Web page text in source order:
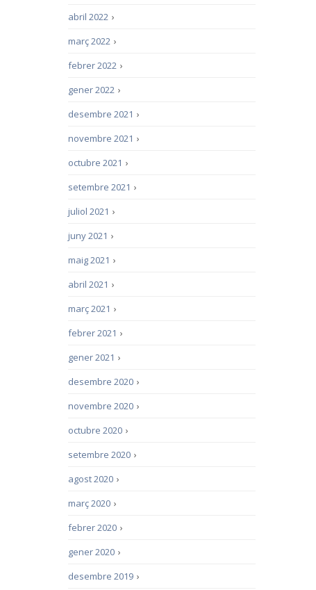
›
abril 2022
›
març 2022
›
febrer 2022
›
gener 2022
›
desembre 2021
›
novembre 2021
›
octubre 2021
›
setembre 2021
›
juliol 2021
›
juny 2021
›
maig 2021
›
abril 2021
›
març 2021
›
febrer 2021
›
gener 2021
›
desembre 2020
›
novembre 2020
›
octubre 2020
›
setembre 2020
›
agost 2020
›
març 2020
›
febrer 2020
›
gener 2020
›
desembre 2019